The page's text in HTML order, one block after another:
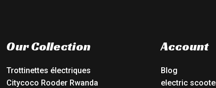
Our Collection
Trottinettes électriques
Citycoco Rooder Rwanda
Account
Blog
electric